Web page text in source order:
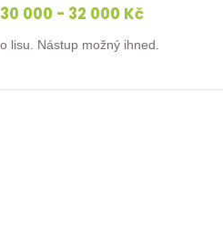
30 000 - 32 000 Kč
Máte zkušenost v kovovýrobě? Hledáme obsluhu ohraňovacího lisu. Nástup možný ihned.